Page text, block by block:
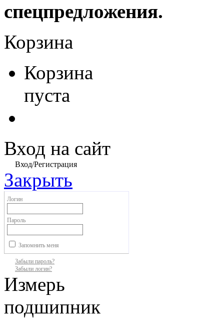
спецпредложения.
Корзина
Корзина
пуста
Вход на сайт
Вход/Регистрация
Закрыть
Логин
Пароль
Запомнить меня
Забыли пароль?
Забыли логин?
Измерь
подшипник